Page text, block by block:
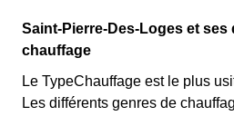
Saint-Pierre-Des-Loges et
chauffage
Le TypeChauffage est le plus
Les différents genres de